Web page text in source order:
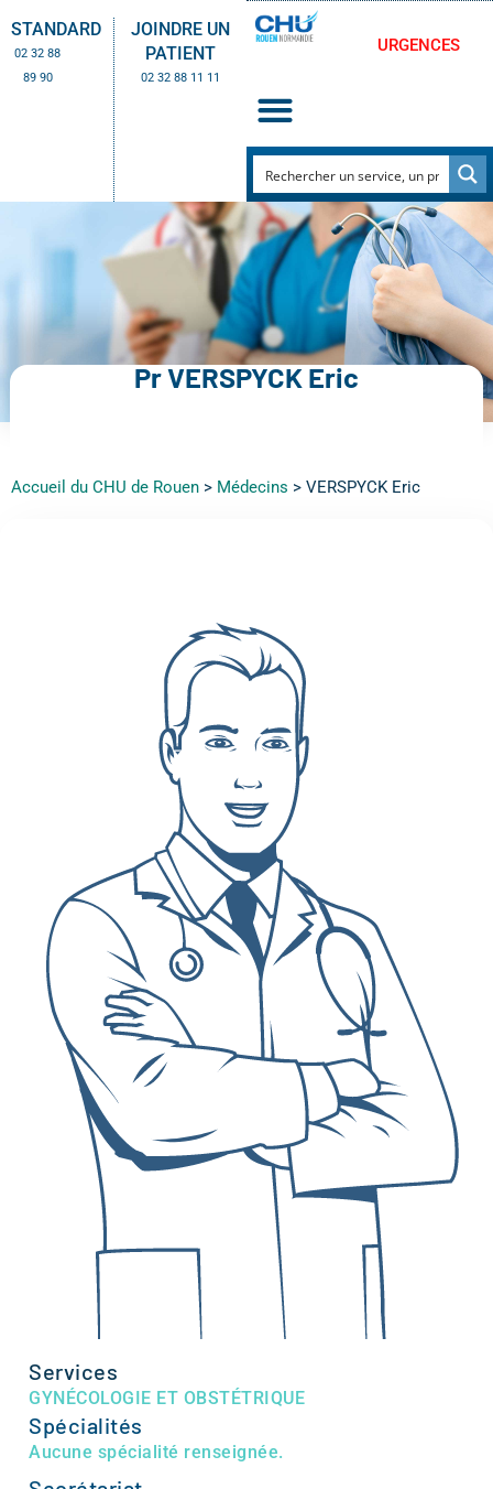
STANDARD
02 32 88
89 90
JOINDRE UN
PATIENT
02 32 88 11 11
URGENCES
Pr VERSPYCK Eric
Accueil du CHU de Rouen > Médecins > VERSPYCK Eric
Services
GYNÉCOLOGIE ET OBSTÉTRIQUE
Spécialités
Aucune spécialité renseignée.